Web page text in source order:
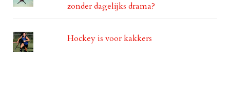
zonder dagelijks drama?
Hockey is voor kakkers